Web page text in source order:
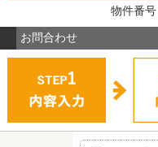
物件番
お問合わせ